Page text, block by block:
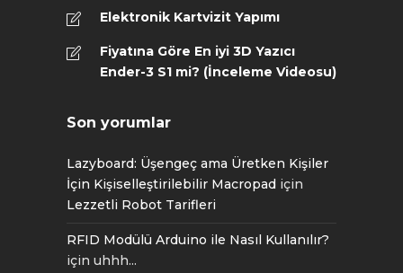
Elektronik Kartvizit Yapımı
Fiyatına Göre En iyi 3D Yazıcı
Ender-3 S1 mi? (İnceleme Videosu)
Son yorumlar
Lazyboard: Üşengeç ama Üretken Kişiler
İçin Kişiselleştirilebilir Macropad için
Lezzetli Robot Tarifleri
RFID Modülü Arduino ile Nasıl Kullanılır?
için uhhh...